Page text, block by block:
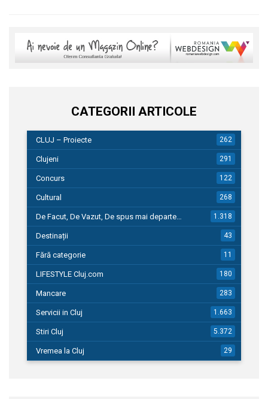
CATEGORII ARTICOLE
CLUJ – Proiecte 262
Clujeni 291
Concurs 122
Cultural 268
De Facut, De Vazut, De spus mai departe… 1.318
Destinații 43
Fără categorie 11
LIFESTYLE Cluj.com 180
Mancare 283
Servicii in Cluj 1.663
Stiri Cluj 5.372
Vremea la Cluj 29